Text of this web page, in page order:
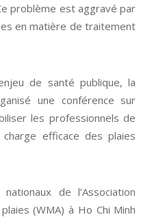
problème est aggravé par
en matière de traitement
de santé publique, la
une conférence sur
les professionnels de
efficace des plaies
de l’Association
(WMA) à Ho Chi Minh